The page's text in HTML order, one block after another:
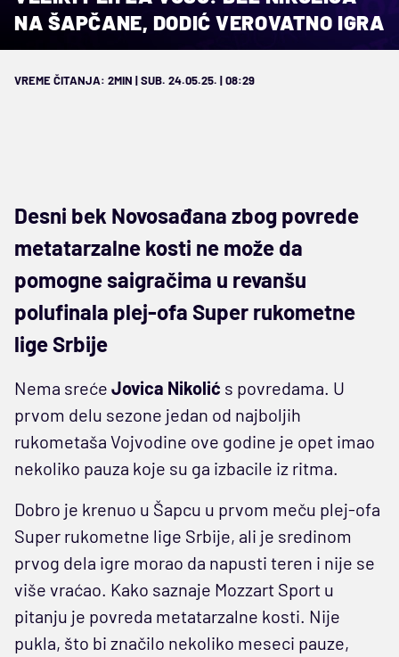
NA ŠAPČANE, DODIĆ VEROVATNO IGRA
VREME ČITANJA: 2MIN | SUB. 24.05.25. | 08:29
Desni bek Novosađana zbog povrede
metatarzalne kosti ne može da
pomogne saigračima u revanšu
polufinala plej-ofa Super rukometne
lige Srbije
Nema sreće Jovica Nikolić s povredama. U
prvom delu sezone jedan od najboljih
rukometaša Vojvodine ove godine je opet imao
nekoliko pauza koje su ga izbacile iz ritma.
Dobro je krenuo u Šapcu u prvom meču plej-ofa
Super rukometne lige Srbije, ali je sredinom
prvog dela igre morao da napusti teren i nije se
više vraćao. Kako saznaje Mozzart Sport u
pitanju je povreda metatarzalne kosti. Nije
pukla, što bi značilo nekoliko meseci pauze,